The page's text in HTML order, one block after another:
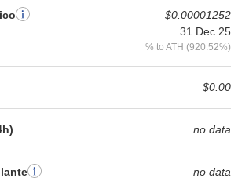
$0.00001252
31 Dec 25
% to ATH (920.52%)
$0.00
no data
no data